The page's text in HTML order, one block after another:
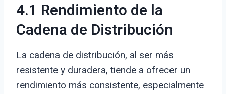
4.1 Rendimiento de la
Cadena de Distribución
La cadena de distribución, al ser más
resistente y duradera, tiende a ofrecer un
rendimiento más consistente, especialmente